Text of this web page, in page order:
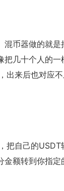
混币器做的就是
把几十个人的一
来后也对应不
把自己的USDT
金额转到你指定